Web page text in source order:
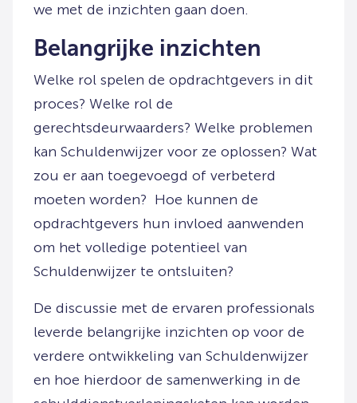
we met de inzichten gaan doen.
Belangrijke inzichten
Welke rol spelen de opdrachtgevers in dit
proces? Welke rol de
gerechtsdeurwaarders? Welke problemen
kan Schuldenwijzer voor ze oplossen? Wat
zou er aan toegevoegd of verbeterd
moeten worden? Hoe kunnen de
opdrachtgevers hun invloed aanwenden
om het volledige potentieel van
Schuldenwijzer te ontsluiten?
De discussie met de ervaren professionals
leverde belangrijke inzichten op voor de
verdere ontwikkeling van Schuldenwijzer
en hoe hierdoor de samenwerking in de